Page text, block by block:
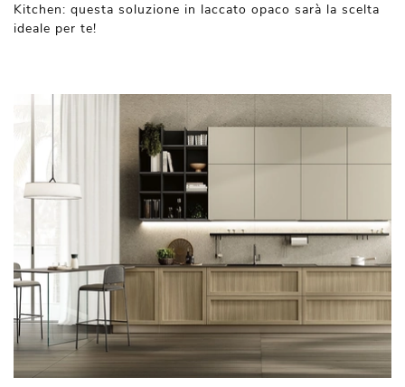
Kitchen: questa soluzione in laccato opaco sarà la scelta
ideale per te!